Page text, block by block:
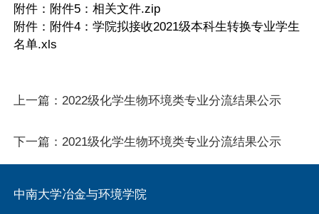
附件： 附件5：相关文件.zip
附件： 附件4：学院拟接收2021级本科生转换专业学生
名单.xls
上一篇：2022级化学生物环境类专业分流结果公示
下一篇：2021级化学生物环境类专业分流结果公示
中南大学冶金与环境学院